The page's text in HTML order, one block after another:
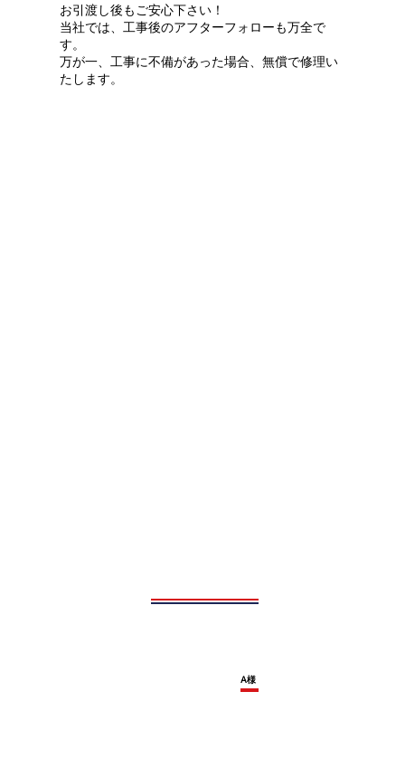
お引渡し後もご安心下さい！
当社では、工事後のアフターフォローも万全で
す。
万が一、工事に不備があった場合、無償で修理い
たします。
A様